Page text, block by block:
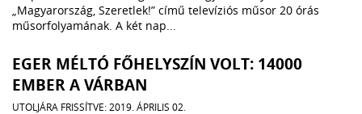
„Magyarország, Szeretlek!” című televíziós műsor 20 órás
műsorfolyamának. A két nap...
EGER MÉLTÓ FŐHELYSZÍN VOLT: 14000
EMBER A VÁRBAN
UTOLJÁRA FRISSÍTVE: 2019. ÁPRILIS 02.